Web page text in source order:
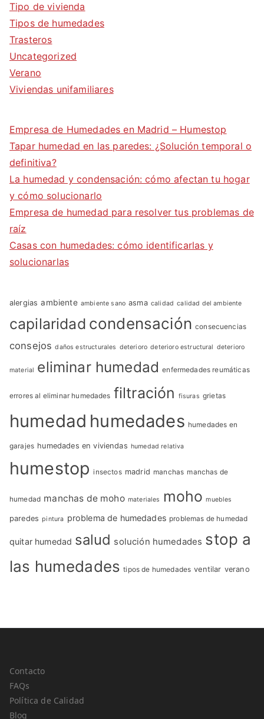
Tipo de vivienda
Tipos de humedades
Trasteros
Uncategorized
Verano
Viviendas unifamiliares
Empresa de Humedades en Madrid – Humestop
Tapar humedad en las paredes: ¿Solución temporal o
definitiva?
La humedad y condensación: cómo afectan tu hogar
y cómo solucionarlo
Empresa de humedad para resolver tus problemas de
raíz
Casas con humedades: cómo identificarlas y
solucionarlas
alergias ambiente ambiente sano asma calidad calidad del ambiente
capilaridad condensación consecuencias
consejos daños estructurales deterioro deterioro estructural deterioro
material eliminar humedad enfermedades reumáticas
errores al eliminar humedades filtración fisuras grietas
humedad humedades humedades en
garajes humedades en viviendas humedad relativa
humestop insectos madrid manchas manchas de
humedad manchas de moho materiales moho muebles
paredes pintura problema de humedades problemas de humedad
quitar humedad salud solución humedades stop a
las humedades tipos de humedades ventilar verano
Contacto
FAQs
Política de Calidad
Blog